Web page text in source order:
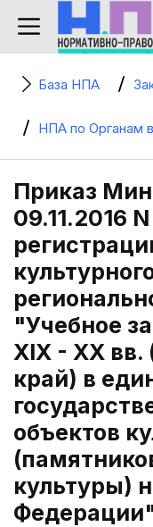
База НПА
НПА по Органам
Приказ
09.11.2016
"Учебное
XIX - XX
край) в
объектов
культуры)